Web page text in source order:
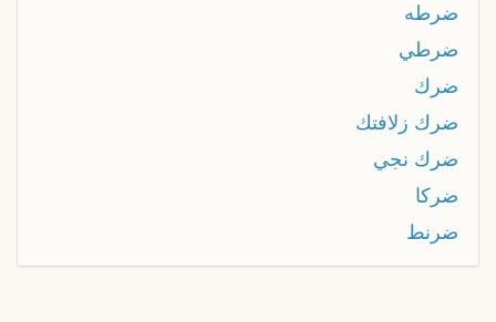
ضرطه
ضرطي
ضرك
ضرك زلافتك
ضرك نجي
ضركا
ضرنط